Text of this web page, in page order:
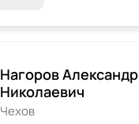
Нагоров Александр
Николаевич
Чехов